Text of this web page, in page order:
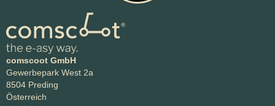
comscoot GmbH
Gewerbepark West 2a
8504 Preding
Österreich